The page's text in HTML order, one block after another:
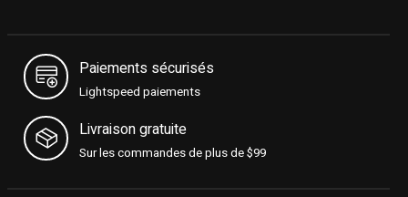
Paiements sécurisés
Lightspeed paiements
Livraison gratuite
Sur les commandes de plus de $99